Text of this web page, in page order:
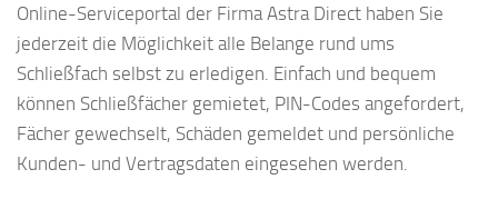
Online-Serviceportal der Firma Astra Direct haben Sie
jederzeit die Möglichkeit alle Belange rund ums
Schließfach selbst zu erledigen. Einfach und bequem
können Schließfächer gemietet, PIN-Codes angefordert,
Fächer gewechselt, Schäden gemeldet und persönliche
Kunden- und Vertragsdaten eingesehen werden.